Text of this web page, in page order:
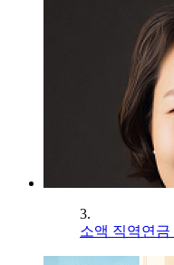
3.
소액 직역연